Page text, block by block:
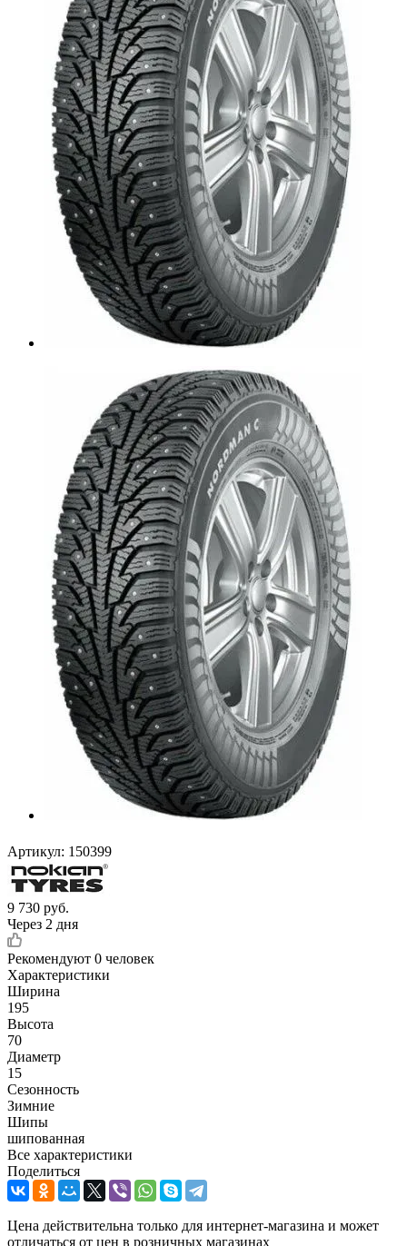
Артикул: 150399
9 730 руб.
Через 2 дня
Рекомендуют 0 человек
Характеристики
Ширина
195
Высота
70
Диаметр
15
Сезонность
Зимние
Шипы
шипованная
Все характеристики
Поделиться
Цена действительна только для интернет-магазина и может
отличаться от цен в розничных магазинах